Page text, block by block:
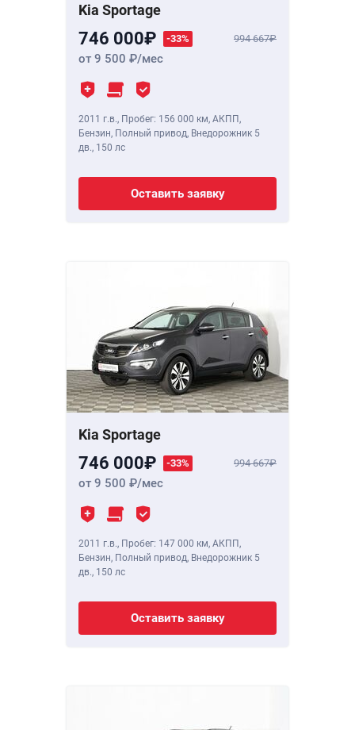
Kia Sportage
746 000 -33% 994 667
от 9 500 /мес
2011 г.в., Пробег: 156 000 км, АКПП,
Бензин, Полный привод, Внедорожник 5
дв., 150 лс
Оставить заявку
Kia Sportage
746 000 -33% 994 667
от 9 500 /мес
2011 г.в., Пробег: 147 000 км, АКПП,
Бензин, Полный привод, Внедорожник 5
дв., 150 лс
Оставить заявку